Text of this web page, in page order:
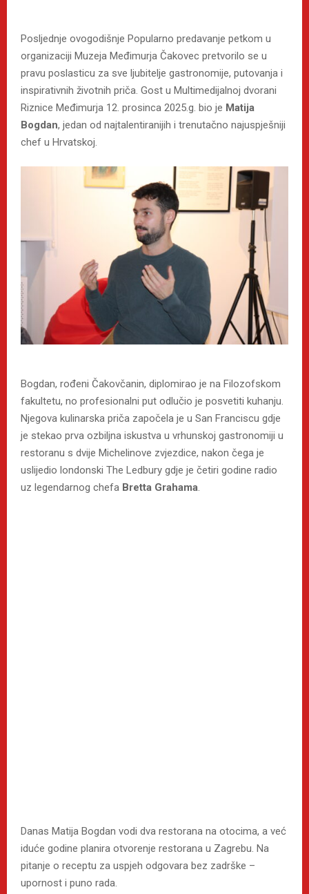
Posljednje ovogodišnje Popularno predavanje petkom u
organizaciji Muzeja Međimurja Čakovec pretvorilo se u
pravu poslasticu za sve ljubitelje gastronomije, putovanja i
inspirativnih životnih priča. Gost u Multimedijalnoj dvorani
Riznice Međimurja 12. prosinca 2025.g. bio je Matija
Bogdan, jedan od najtalentiranijih i trenutačno najuspješniji
chef u Hrvatskoj.
Bogdan, rođeni Čakovčanin, diplomirao je na Filozofskom
fakultetu, no profesionalni put odlučio je posvetiti kuhanju.
Njegova kulinarska priča započela je u San Franciscu gdje
je stekao prva ozbiljna iskustva u vrhunskoj gastronomiji u
restoranu s dvije Michelinove zvjezdice, nakon čega je
uslijedio londonski The Ledbury gdje je četiri godine radio
uz legendarnog chefa Bretta Grahama.
Danas Matija Bogdan vodi dva restorana na otocima, a već
iduće godine planira otvorenje restorana u Zagrebu. Na
pitanje o receptu za uspjeh odgovara bez zadrške –
upornost i puno rada.